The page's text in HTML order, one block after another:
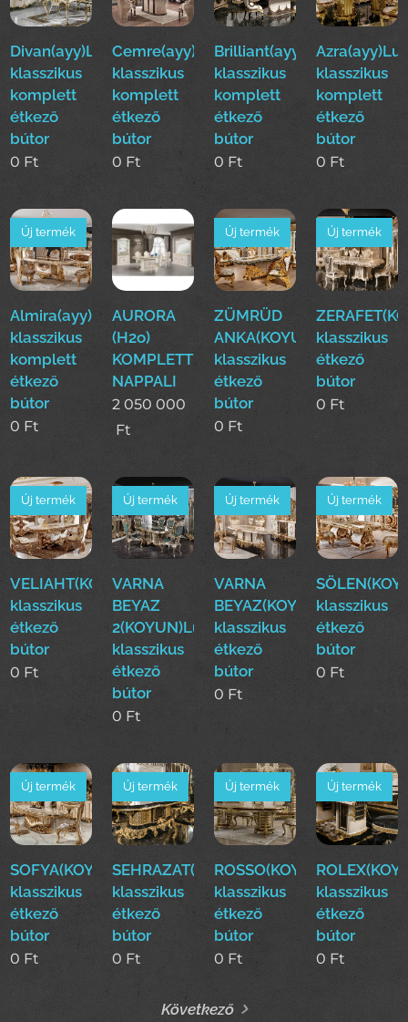
Divan(ayy)Luxus
klasszikus
komplett
étkező
bútor
0 Ft
Cemre(ayy)Luxus
klasszikus
komplett
étkező
bútor
0 Ft
Brilliant(ayy)Luxus
klasszikus
komplett
étkező
bútor
0 Ft
klasszikus
komplett
étkező
bútor
0 Ft
Almira(ayy)Luxus
klasszikus
komplett
étkező
bútor
Új termék
0 Ft
AURORA
(H2o)
KOMPLETT
NAPPALI
2 050 000
Ft
ZÜMRÜD
ANKA(KOYUN)Luxus
klasszikus
étkező
bútor
Új termék
0 Ft
klasszikus
étkező
bútor
Új termék
0 Ft
VELIAHT(KOYUN)Luxus
klasszikus
étkező
bútor
Új termék
0 Ft
VARNA
BEYAZ
2(KOYUN)Luxus
klasszikus
étkező
bútor
Új termék
0 Ft
VARNA
BEYAZ(KOYUN)Luxus
klasszikus
étkező
bútor
Új termék
0 Ft
klasszikus
étkező
bútor
Új termék
0 Ft
SOFYA(KOYUN)Luxus
klasszikus
étkező
bútor
Új termék
0 Ft
SEHRAZAT(KOYUN)Luxus
klasszikus
étkező
bútor
Új termék
0 Ft
ROSSO(KOYUN)Luxus
klasszikus
étkező
bútor
Új termék
0 Ft
klasszikus
étkező
bútor
Új termék
0 Ft
Következő